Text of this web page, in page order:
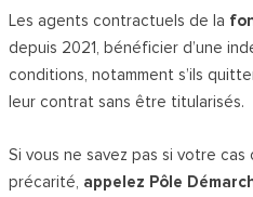
Les agents contractuels de la
depuis 2021, bénéficier d’une
conditions, notamment s’ils
leur contrat sans être titularisés.
Si vous ne savez pas si votre
précarité, appelez Pôle